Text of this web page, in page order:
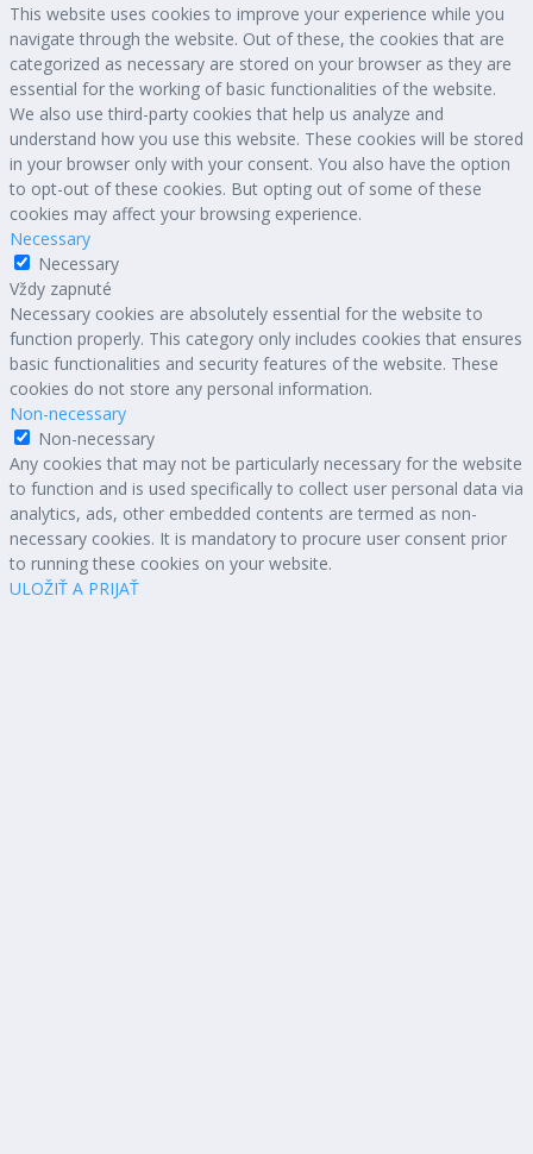
This website uses cookies to improve your experience while you
navigate through the website. Out of these, the cookies that are
categorized as necessary are stored on your browser as they are
essential for the working of basic functionalities of the website.
We also use third-party cookies that help us analyze and
understand how you use this website. These cookies will be stored
in your browser only with your consent. You also have the option
to opt-out of these cookies. But opting out of some of these
cookies may affect your browsing experience.
Necessary
Necessary
Vždy zapnuté
Necessary cookies are absolutely essential for the website to
function properly. This category only includes cookies that ensures
basic functionalities and security features of the website. These
cookies do not store any personal information.
Non-necessary
Non-necessary
Any cookies that may not be particularly necessary for the website
to function and is used specifically to collect user personal data via
analytics, ads, other embedded contents are termed as non-
necessary cookies. It is mandatory to procure user consent prior
to running these cookies on your website.
ULOŽIŤ A PRIJAŤ